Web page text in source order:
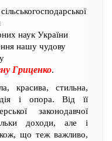
наук України
нашу чудову
Гриценко.
красива, стильна,
і опора. Від її
законодавчої
доходи, але і
що теж важливо,